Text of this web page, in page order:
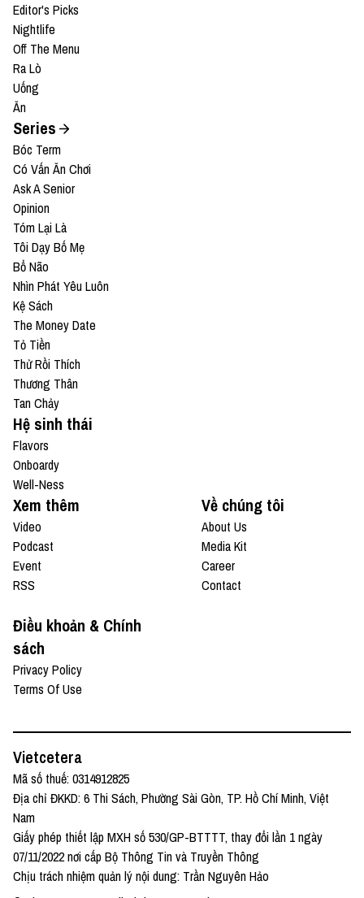
Editor's Picks
Nightlife
Off The Menu
Ra Lò
Uống
Ăn
Series
Bóc Term
Có Vấn Ăn Chơi
Ask A Senior
Opinion
Tóm Lại Là
Tôi Dạy Bố Mẹ
Bổ Não
Nhìn Phát Yêu Luôn
Kệ Sách
The Money Date
Tỏ Tiền
Thử Rồi Thích
Thương Thân
Tan Chảy
Hệ sinh thái
Flavors
Onboardy
Well-Ness
Xem thêm
Video
Podcast
Event
RSS
Về chúng tôi
About Us
Media Kit
Career
Contact
Điều khoản & Chính
sách
Privacy Policy
Terms Of Use
Vietcetera
Mã số thuế: 0314912825
Địa chỉ ĐKKD: 6 Thi Sách, Phường Sài Gòn, TP. Hồ Chí Minh, Việt
Nam
Giấy phép thiết lập MXH số 530/GP-BTTTT, thay đổi lần 1 ngày
07/11/2022 nơi cấp Bộ Thông Tin và Truyền Thông
Chịu trách nhiệm quản lý nội dung: Trần Nguyên Hảo